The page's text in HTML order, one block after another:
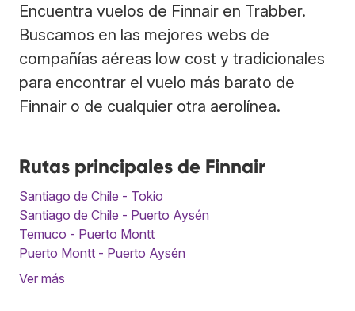
Encuentra vuelos de Finnair en Trabber.
Buscamos en las mejores webs de
compañías aéreas low cost y tradicionales
para encontrar el vuelo más barato de
Finnair o de cualquier otra aerolínea.
Rutas principales de Finnair
Santiago de Chile - Tokio
Santiago de Chile - Puerto Aysén
Temuco - Puerto Montt
Puerto Montt - Puerto Aysén
Ver más